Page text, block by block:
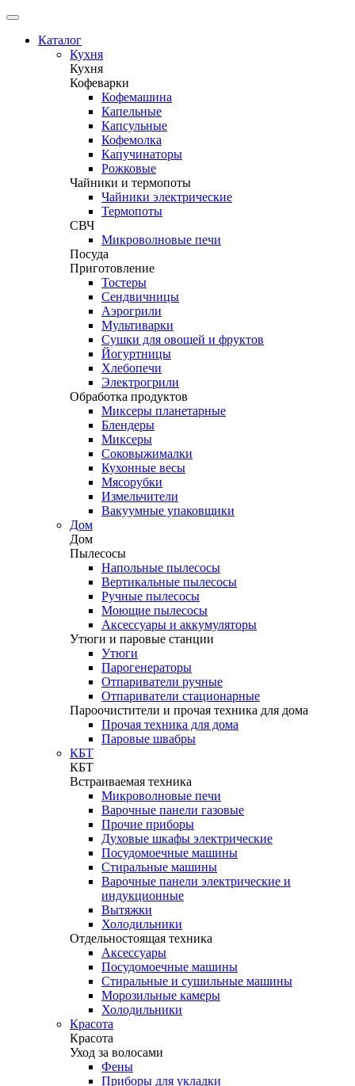
Каталог
Кухня
Кухня
Кофеварки
Кофемашина
Капельные
Капсульные
Кофемолка
Капучинаторы
Рожковые
Чайники и термопоты
Чайники электрические
Термопоты
СВЧ
Микроволновые печи
Посуда
Приготовление
Тостеры
Сендвичницы
Аэрогрили
Мультиварки
Сушки для овощей и фруктов
Йогуртницы
Хлебопечи
Электрогрили
Обработка продуктов
Миксеры планетарные
Блендеры
Миксеры
Соковыжималки
Кухонные весы
Мясорубки
Измельчители
Вакуумные упаковщики
Дом
Дом
Пылесосы
Напольные пылесосы
Вертикальные пылесосы
Ручные пылесосы
Моющие пылесосы
Аксессуары и аккумуляторы
Утюги и паровые станции
Утюги
Парогенераторы
Отпариватели ручные
Отпариватели стационарные
Пароочистители и прочая техника для дома
Прочая техника для дома
Паровые швабры
КБТ
КБТ
Встраиваемая техника
Микроволновые печи
Варочные панели газовые
Прочие приборы
Духовые шкафы электрические
Посудомоечные машины
Стиральные машины
Варочные панели электрические и
индукционные
Вытяжки
Холодильники
Отдельностоящая техника
Аксессуары
Посудомоечные машины
Стиральные и сушильные машины
Морозильные камеры
Холодильники
Красота
Красота
Уход за волосами
Фены
Приборы для укладки